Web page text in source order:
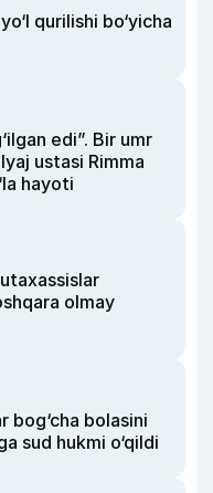
qurilishi bo‘yicha
edi”. Bir umr
ustasi Rimma
hayoti
olmay
bog‘cha bolasini
sud hukmi o‘qildi